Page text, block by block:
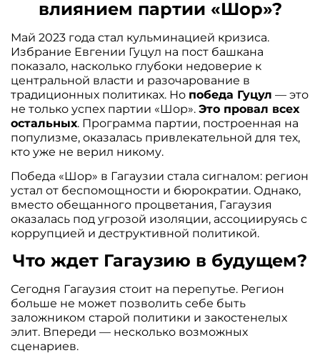
влиянием партии «Шор»?
Май 2023 года стал кульминацией кризиса.
Избрание Евгении Гуцул на пост башкана
показало, насколько глубоки недоверие к
центральной власти и разочарование в
традиционных политиках. Но победа Гуцул — это
не только успех партии «Шор».Это провал всех
остальных. Программа партии, построенная на
популизме, оказалась привлекательной для тех,
кто уже не верил никому.
Победа «Шор» в Гагаузии стала сигналом: регион
устал от беспомощности и бюрократии. Однако,
вместо обещанного процветания, Гагаузия
оказалась под угрозой изоляции, ассоциируясь с
коррупцией и деструктивной политикой.
Что ждет Гагаузию в будущем?
Сегодня Гагаузия стоит на перепутье. Регион
больше не может позволить себе быть
заложником старой политики и закостенелых
элит. Впереди — несколько возможных
сценариев.